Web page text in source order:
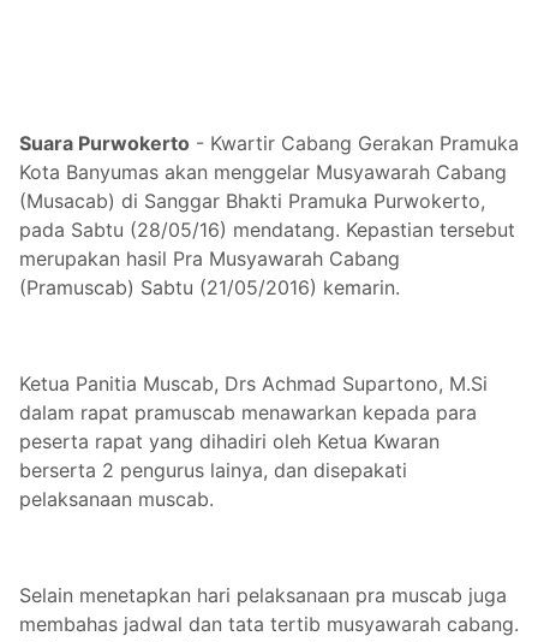
Suara Purwokerto - Kwartir Cabang Gerakan Pramuka
Kota Banyumas akan menggelar Musyawarah Cabang
(Musacab) di Sanggar Bhakti Pramuka Purwokerto,
pada Sabtu (28/05/16) mendatang. Kepastian tersebut
merupakan hasil Pra Musyawarah Cabang
(Pramuscab) Sabtu (21/05/2016) kemarin.
Ketua Panitia Muscab, Drs Achmad Supartono, M.Si
dalam rapat pramuscab menawarkan kepada para
peserta rapat yang dihadiri oleh Ketua Kwaran
berserta 2 pengurus lainya, dan disepakati
pelaksanaan muscab.
Selain menetapkan hari pelaksanaan pra muscab juga
membahas jadwal dan tata tertib musyawarah cabang.